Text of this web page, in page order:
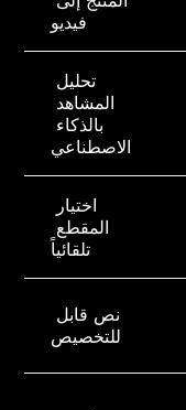
فيديو
تحليل
المشاهد
بالذكاء
الاصطناعي
اختيار
المقطع
تلقائياً
نص قابل
للتخصيص